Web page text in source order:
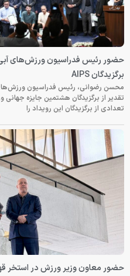
حضور رئیس فدراسیون ورزش‌های آبی
برگزیدگان AIPS
محسن رضوانی، رئیس فدراسیون ورزش‌های
تعدادی از برگزیدگان این رویداد را
حضور معاون وزیر ورزش در استخر